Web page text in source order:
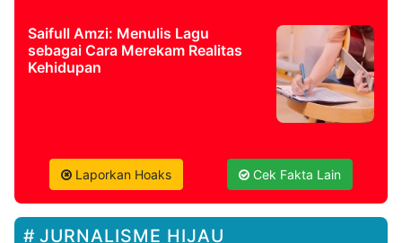
Saifull Amzi: Menulis Lagu
sebagai Cara Merekam Realitas
Kehidupan
Laporkan Hoaks Cek Fakta Lain
JURNALISME HIJAU